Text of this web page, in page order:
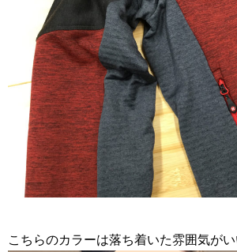
こちらのカラーは落ち着いた雰囲気がい